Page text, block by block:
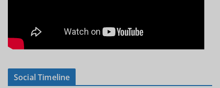
Social Timeline